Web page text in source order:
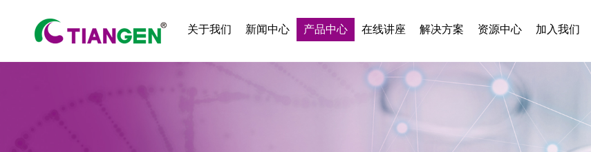
关于我们 新闻中心 产品中心 在线讲座 解决方案 资源中心 加入我们